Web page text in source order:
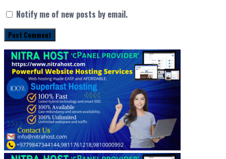
Notify me of new posts by email.